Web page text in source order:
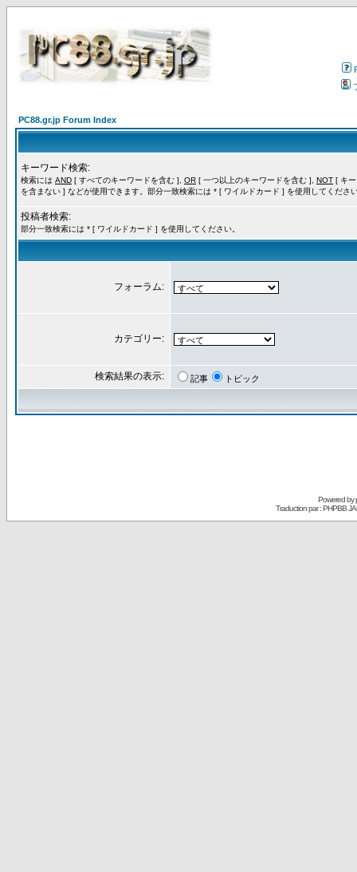
PC88.gr.jp Forum Index
キーワード検索:
検索には AND [ すべてのキーワードを含む ], OR [ 一つ以上のキーワードを含む ], NOT [ キ
を含まない ] などが使用できます。部分一致検索には * [ ワイルドカード ] を使用してくださ
投稿者検索:
部分一致検索には * [ ワイルドカード ] を使用してください。
フォーラム:
カテゴリー:
検索結果の表示: 記事 トピック
Powered by
Traduction par : PHPBB